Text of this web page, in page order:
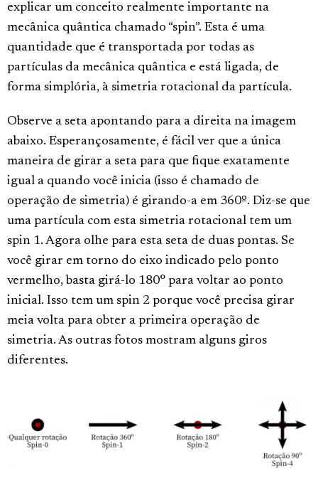
explicar um conceito realmente importante na
mecânica quântica chamado “spin”. Esta é uma
quantidade que é transportada por todas as
partículas da mecânica quântica e está ligada, de
forma simplória, à simetria rotacional da partícula.
Observe a seta apontando para a direita na imagem
abaixo. Esperançosamente, é fácil ver que a única
maneira de girar a seta para que fique exatamente
igual a quando você inicia (isso é chamado de
operação de simetria) é girando-a em 360º. Diz-se que
uma partícula com esta simetria rotacional tem um
spin 1. Agora olhe para esta seta de duas pontas. Se
você girar em torno do eixo indicado pelo ponto
vermelho, basta girá-lo 180° para voltar ao ponto
inicial. Isso tem um spin 2 porque você precisa girar
meia volta para obter a primeira operação de
simetria. As outras fotos mostram alguns giros
diferentes.